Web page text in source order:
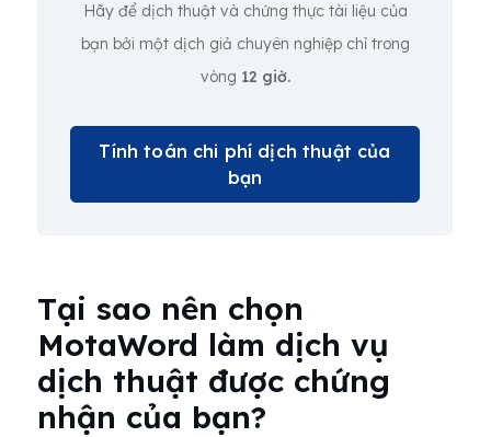
Hãy để dịch thuật và chứng thực tài liệu của
bạn bởi một dịch giả chuyên nghiệp chỉ trong
vòng 12 giờ.
Tính toán chi phí dịch thuật của
bạn
Tại sao nên chọn
MotaWord làm dịch vụ
dịch thuật được chứng
nhận của bạn?